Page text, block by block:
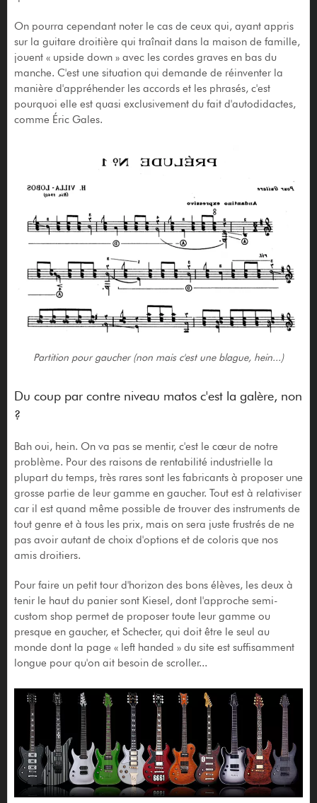
On pourra cependant noter le cas de ceux qui, ayant appris
sur la guitare droitière qui traînait dans la maison de famille,
jouent « upside down » avec les cordes graves en bas du
manche. C'est une situation qui demande de réinventer la
manière d'appréhender les accords et les phrasés, c'est
pourquoi elle est quasi exclusivement du fait d'autodidactes,
comme Éric Gales.
Partition pour gaucher (non mais c'est une blague, hein...)
Du coup par contre niveau matos c'est la galère, non
?
Bah oui, hein. On va pas se mentir, c'est le cœur de notre
problème. Pour des raisons de rentabilité industrielle la
plupart du temps, très rares sont les fabricants à proposer une
grosse partie de leur gamme en gaucher. Tout est à relativiser
car il est quand même possible de trouver des instruments de
tout genre et à tous les prix, mais on sera juste frustrés de ne
pas avoir autant de choix d'options et de coloris que nos
amis droitiers.
Pour faire un petit tour d'horizon des bons élèves, les deux à
tenir le haut du panier sont Kiesel, dont l'approche semi-
custom shop permet de proposer toute leur gamme ou
presque en gaucher, et Schecter, qui doit être le seul au
monde dont la page « left handed » du site est suffisamment
longue pour qu'on ait besoin de scroller...